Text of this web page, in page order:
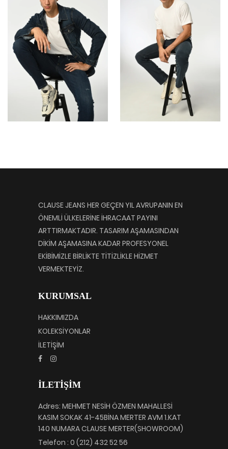
CLAUSE JEANS HER GEÇEN YIL AVRUPANIN EN
ÖNEMLİ ÜLKELERİNE İHRACAAT PAYINI
ARTTIRMAKTADIR. TASARIM AŞAMASINDAN
DİKİM AŞAMASINA KADAR PROFESYONEL
EKİBİMİZLE BİRLİKTE TİTİZLİKLE HİZMET
VERMEKTEYİZ.
KURUMSAL
HAKKIMIZDA
KOLEKSİYONLAR
İLETİŞİM
İLETİŞİM
Adres: MEHMET NESİH ÖZMEN MAHALLESİ
KASIM SOKAK 41-45BİNA MERTER AVM 1.KAT
140 NUMARA CLAUSE MERTER(SHOWROOM)
Telefon : 0 (212) 432 52 56